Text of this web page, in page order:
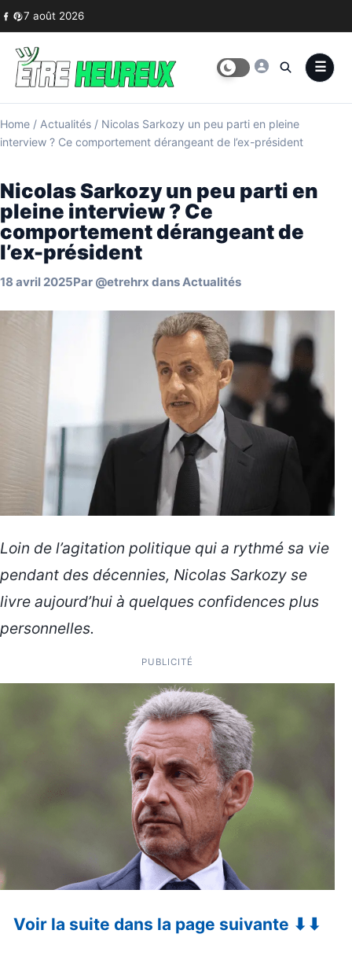
Skip to content
7 août 2026
Home / Actualités / Nicolas Sarkozy un peu parti en pleine
interview ? Ce comportement dérangeant de l’ex-président
Nicolas Sarkozy un peu parti en
pleine interview ? Ce
comportement dérangeant de
l’ex-président
18 avril 2025Par @etrehrx dansActualités
Loin de l’agitation politique qui a rythmé sa vie
pendant des décennies, Nicolas Sarkozy se
livre aujourd’hui à quelques confidences plus
personnelles.
PUBLICITÉ
Voir la suite dans la page suivante ⬇⬇